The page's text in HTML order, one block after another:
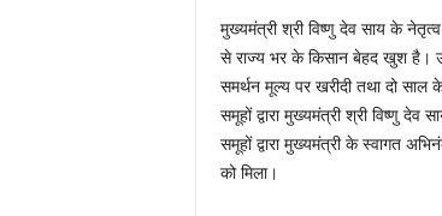
मुख्यमंत्री श्री विष्णु देव साय के नेतृत्व
से राज्य भर के किसान बेहद खुश है।
समर्थन मूल्य पर खरीदी तथा दो
समूहों द्वारा मुख्यमंत्री श्री विष्णु
समूहों द्वारा मुख्यमंत्री के स्वागत
को मिला।